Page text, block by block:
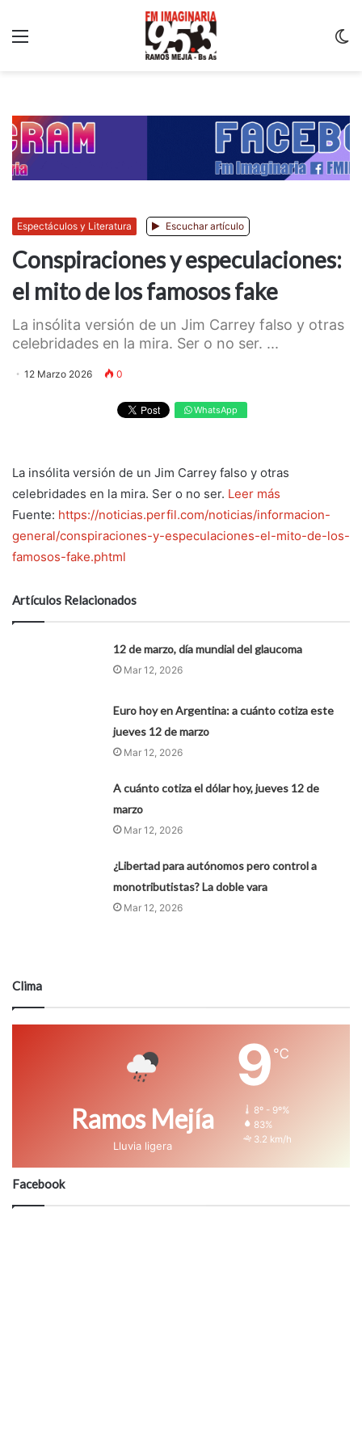
Espectáculos y Literatura Escuchar artículo
Conspiraciones y especulaciones:
el mito de los famosos fake
La insólita versión de un Jim Carrey falso y otras
celebridades en la mira. Ser o no ser. ...
12 Marzo 2026 0
WhatsApp
La insólita versión de un Jim Carrey falso y otras
celebridades en la mira. Ser o no ser. Leer más
Fuente: https://noticias.perfil.com/noticias/informacion-
general/conspiraciones-y-especulaciones-el-mito-de-los-
famosos-fake.phtml
Artículos Relacionados
12 de marzo, día mundial del glaucoma
Mar 12, 2026
Euro hoy en Argentina: a cuánto cotiza este
jueves 12 de marzo
Mar 12, 2026
A cuánto cotiza el dólar hoy, jueves 12 de
marzo
Mar 12, 2026
¿Libertad para autónomos pero control a
monotributistas? La doble vara
Mar 12, 2026
Clima
Ramos Mejía
Lluvia ligera
9 ℃
8º - 9º%
83%
3.2 km/h
Facebook